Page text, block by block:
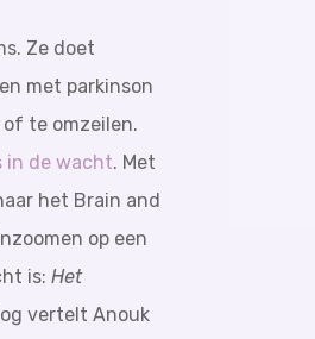
Ze doet
met parkinson
te omzeilen.
in de wacht. Met
het Brain and
op een
is: Het
vertelt Anouk